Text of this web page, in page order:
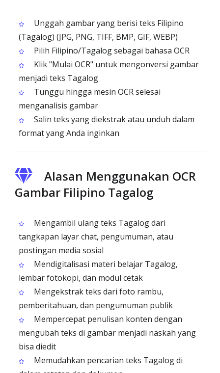
Unggah gambar yang berisi teks Filipino
(Tagalog) (JPG, PNG, TIFF, BMP, GIF, WEBP)
Pilih Filipino/Tagalog sebagai bahasa OCR
Klik "Mulai OCR" untuk mengonversi gambar
menjadi teks Tagalog
Tunggu hingga mesin OCR selesai
menganalisis gambar
Salin teks yang diekstrak atau unduh dalam
format yang Anda inginkan
Alasan Menggunakan OCR
Gambar Filipino Tagalog
Mengambil ulang teks Tagalog dari
tangkapan layar chat, pengumuman, atau
postingan media sosial
Mendigitalisasi materi belajar Tagalog,
lembar fotokopi, dan modul cetak
Mengekstrak teks dari foto rambu,
pemberitahuan, dan pengumuman publik
Mempercepat penulisan konten dengan
mengubah teks di gambar menjadi naskah yang
bisa diedit
Memudahkan pencarian teks Tagalog di